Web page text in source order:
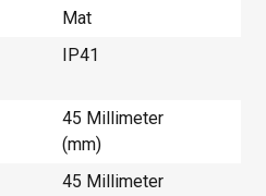
Mat
IP41
45 Millimeter
(mm)
45 Millimeter